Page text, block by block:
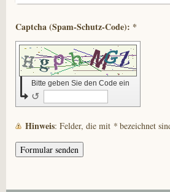
Captcha (Spam-Schutz-Code): *
Bitte geben Sie den Code ein
↺
Hinweis : Felder, die mit * bezeichnet